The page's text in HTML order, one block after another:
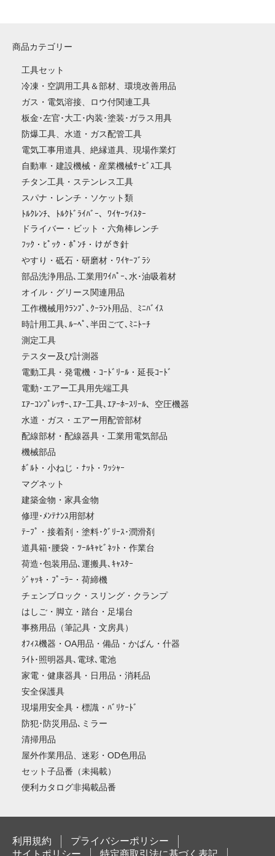
商品カテゴリー
工具セット
冷凍・空調用工具＆部材、環境改善用品
ガス・電気溶接、ロウ付関連工具
板金･左官･大工･内装･塗装･ガラス用具
防爆工具、水道・ガス配管工具
電気工事用道具、絶縁道具、現場作業灯
自動車・建設機械・産業機械ｻｰﾋﾞｽ工具
チタン工具・ステンレス工具
スパナ・レンチ・ソケット類
ﾄﾙｸﾚﾝﾁ、ﾄﾙｸﾄﾞﾗｲﾊﾞｰ、ﾜｲﾔｰﾂｲｽﾀｰ
ドライバー・ビット・六角棒レンチ
ﾌｯｸ・ﾋﾟｯｸ・ﾎﾟﾝﾁ・けがき針
やすり・砥石・研磨材・ﾜｲﾔｰﾌﾞﾗｼ
部品洗浄用品､工業用ﾜｲﾊﾟｰ､水･油吸着材
オイル・グリース関連用品
工作機械用ｸﾗﾝﾌﾟ､ｸｰﾗﾝﾄ用品、ﾐﾆﾊﾞｲｽ
時計用工具､ﾙｰﾍﾟ､半田ごて､ﾐﾆﾄｰﾁ
測定工具
テスター及び計測器
電動工具・発電機・ｺｰﾄﾞﾘｰﾙ・延長ｺｰﾄﾞ
電動･エアー工具用先端工具
ｴｱｰｺﾝﾌﾟﾚｯｻｰ､ｴｱｰ工具､ｴｱｰﾎｰｽﾘｰﾙ、空圧機器
水道・ガス・エアー用配管部材
配線部材・配線器具・工業用電気部品
機械部品
ﾎﾞﾙﾄ・小ねじ・ﾅｯﾄ・ﾜｯｼｬｰ
マグネット
建築金物・家具金物
修理･ﾒﾝﾃﾅﾝｽ用部材
ﾃｰﾌﾟ・接着剤・塗料･ｸﾞﾘｰｽ･潤滑剤
道具箱･腰袋・ﾂｰﾙｷｬﾋﾞﾈｯﾄ・作業台
荷造･包装用品､運搬具､ｷｬｽﾀｰ
ｼﾞｬｯｷ・ﾌﾟｰﾗｰ・荷締機
チェンブロック・スリング・クランプ
はしご・脚立・踏台・足場台
事務用品（筆記具・文房具）
ｵﾌｨｽ機器・OA用品・備品・かばん・什器
ﾗｲﾄ･照明器具､電球､電池
家電・健康器具・日用品・消耗品
安全保護具
現場用安全具・標識・ﾊﾞﾘｹｰﾄﾞ
防犯･防災用品､ミラー
清掃用品
屋外作業用品、迷彩・OD色用品
セット子品番（未掲載）
便利カタログ非掲載品番
利用規約
プライバシーポリシー